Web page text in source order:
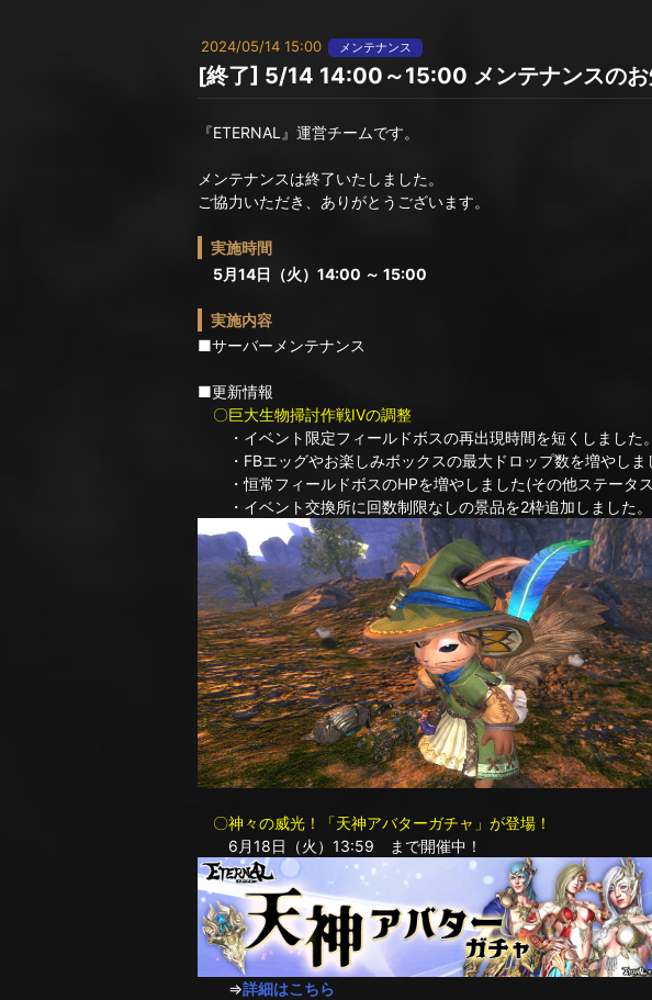
2024/05/14 15:00 メンテナンス
[終了] 5/14 14:00～15:00 メンテナンスのお
『ETERNAL』運営チームです。
メンテナンスは終了いたしました。
ご協力いただき、ありがとうございます。
実施時間
5月14日（火）14:00 ～ 15:00
実施内容
■サーバーメンテナンス
■更新情報
〇巨大生物掃討作戦IVの調整
・イベント限定フィールドボスの再出現時間を短くしました。
・FBエッグやお楽しみボックスの最大ドロップ数を増やしま
・恒常フィールドボスのHPを増やしました(その他ステータス
・イベント交換所に回数制限なしの景品を2枠追加しました。
〇神々の威光！「天神アバターガチャ」が登場！
6月18日（火）13:59 まで開催中！
⇒詳細はこちら